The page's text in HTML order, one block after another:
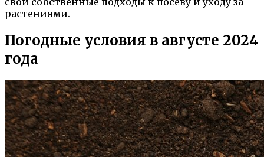
растениями.
Погодные условия в августе 2024
года